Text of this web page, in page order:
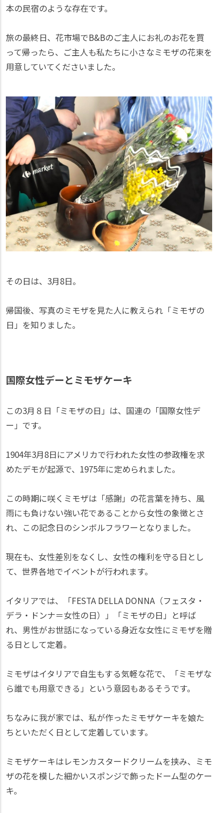
本の民宿のような存在です。
旅の最終日、花市場でB&Bのご主人にお礼のお花を買
って帰ったら、ご主人も私たちに小さなミモザの花束を
用意していてくださいました。
その日は、3月8日。
帰国後、写真のミモザを見た人に教えられ「ミモザの
日」を知りました。
国際女性デーとミモザケーキ
この3月８日「ミモザの日」は、国連の「国際女性デ
ー」です。
1904年3月8日にアメリカで行われた女性の参政権を求
めたデモが起源で、1975年に定められました。
この時期に咲くミモザは「感謝」の花言葉を持ち、風
雨にも負けない強い花であることから女性の象徴とさ
れ、この記念日のシンボルフラワーとなりました。
現在も、女性差別をなくし、女性の権利を守る日とし
て、世界各地でイベントが行われます。
イタリアでは、「FESTA DELLA DONNA（フェスタ・
デラ・ドンナ＝女性の日）」「ミモザの日」と呼ば
れ、男性がお世話になっている身近な女性にミモザを贈
る日として定着。
ミモザはイタリアで自生もする気軽な花で、「ミモザな
ら誰でも用意できる」という意図もあるそうです。
ちなみに我が家では、私が作ったミモザケーキを娘た
ちといただく日として定着しています。
ミモザケーキはレモンカスタードクリームを挟み、ミモ
ザの花を模した細かいスポンジで飾ったドーム型のケー
キ。